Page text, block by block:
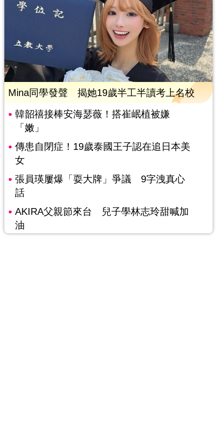
Mina同學發聲 揭她19歲半工半讀考上名校
韓韶禧接棒安海瑟薇！搭崔岷植被嫌
「嫩」
傳患自閉症！19歲泰國王子認在追日本美
女
張員瑛屢爆「耍大牌」爭議 9字洩真心
話
AKIRA父親節來台 兒子學林志玲甜喊加
油